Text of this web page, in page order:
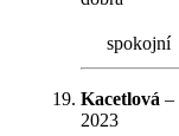
spokojní
Kacetlová –
2023